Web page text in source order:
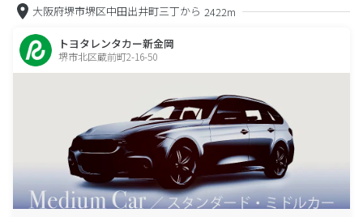
大阪府堺市堺区中田出井町三丁から 2422m
トヨタレンタカー新金岡
堺市北区蔵前町2-16-50